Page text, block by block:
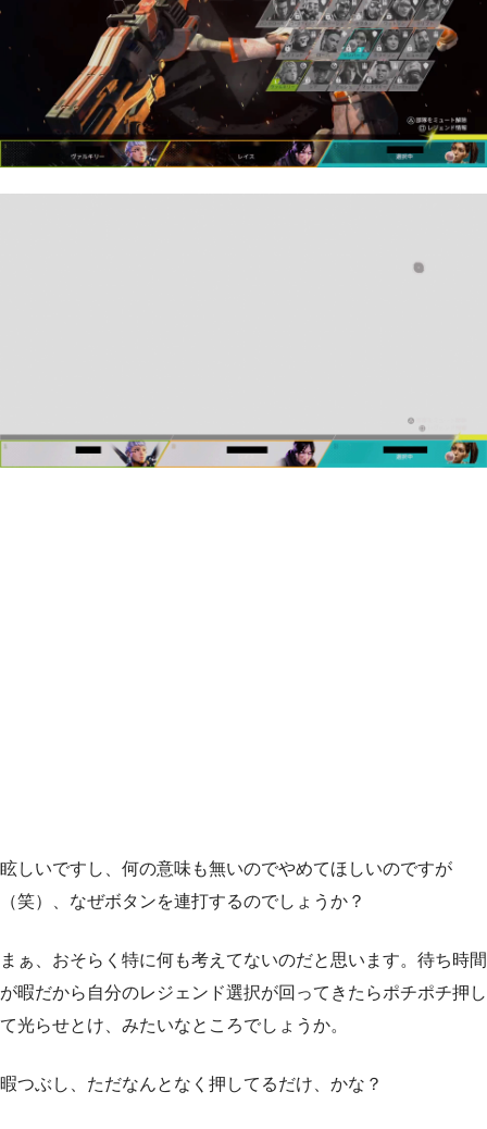
眩しいですし、何の意味も無いのでやめてほしいのですが
（笑）、なぜボタンを連打するのでしょうか？
まぁ、おそらく特に何も考えてないのだと思います。待ち時間
が暇だから自分のレジェンド選択が回ってきたらポチポチ押し
て光らせとけ、みたいなところでしょうか。
暇つぶし、ただなんとなく押してるだけ、かな？